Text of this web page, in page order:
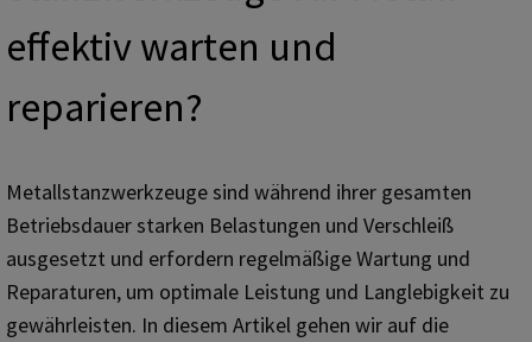
effektiv warten und
reparieren?
Metallstanzwerkzeuge sind während ihrer gesamten
Betriebsdauer starken Belastungen und Verschleiß
ausgesetzt und erfordern regelmäßige Wartung und
Reparaturen, um optimale Leistung und Langlebigkeit zu
gewährleisten. In diesem Artikel gehen wir auf die